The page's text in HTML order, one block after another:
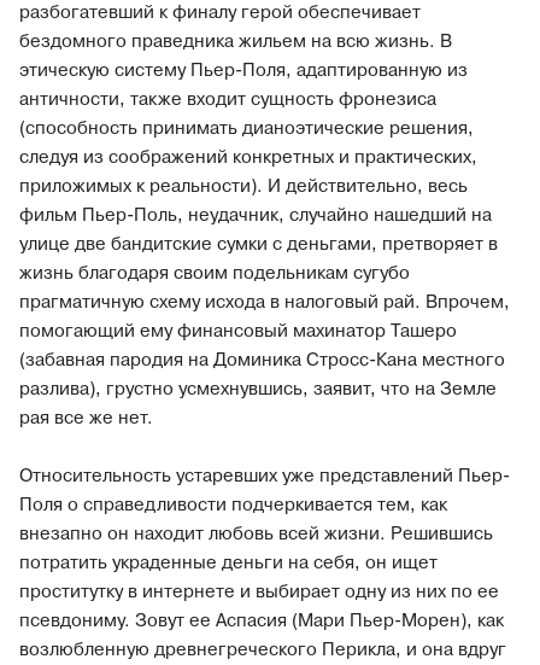
разбогатевший к финалу герой обеспечивает
бездомного праведника жильем на всю жизнь. В
этическую систему Пьер-Поля, адаптированную из
античности, также входит сущность фронезиса
(способность принимать дианоэтические решения,
следуя из соображений конкретных и практических,
приложимых к реальности). И действительно, весь
фильм Пьер-Поль, неудачник, случайно нашедший на
улице две бандитские сумки с деньгами, претворяет в
жизнь благодаря своим подельникам сугубо
прагматичную схему исхода в налоговый рай. Впрочем,
помогающий ему финансовый махинатор Ташеро
(забавная пародия на Доминика Стросс-Кана местного
разлива), грустно усмехнувшись, заявит, что на Земле
рая все же нет.
Относительность устаревших уже представлений Пьер-
Поля о справедливости подчеркивается тем, как
внезапно он находит любовь всей жизни. Решившись
потратить украденные деньги на себя, он ищет
проститутку в интернете и выбирает одну из них по ее
псевдониму. Зовут ее Аспасия (Мари Пьер-Морен), как
возлюбленную древнегреческого Перикла, и она вдруг